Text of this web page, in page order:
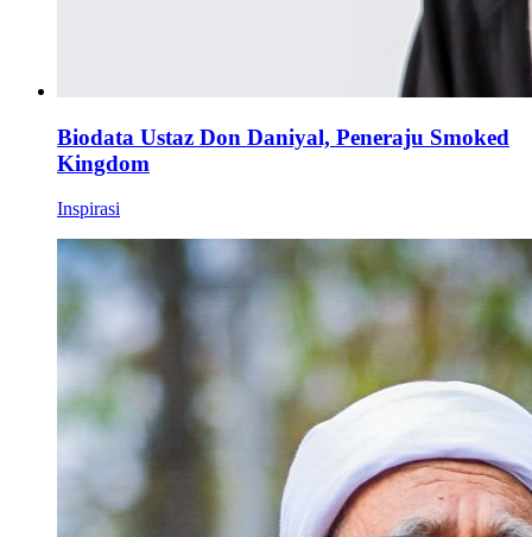
Biodata Ustaz Don Daniyal, Peneraju Smoked
Kingdom
Inspirasi